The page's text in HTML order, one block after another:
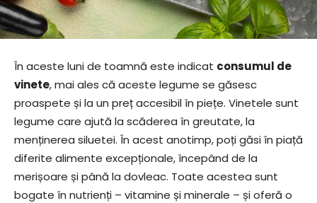
În aceste luni de toamnă este indicat consumul de
vinete, mai ales că aceste legume se găsesc
proaspete și la un preț accesibil în piețe. Vinetele sunt
legume care ajută la scăderea în greutate, la
menținerea siluetei. În acest anotimp, poți găsi în piață
diferite alimente excepționale, începând de la
merișoare și până la dovleac. Toate acestea sunt
bogate în nutrienți – vitamine și minerale – și oferă o